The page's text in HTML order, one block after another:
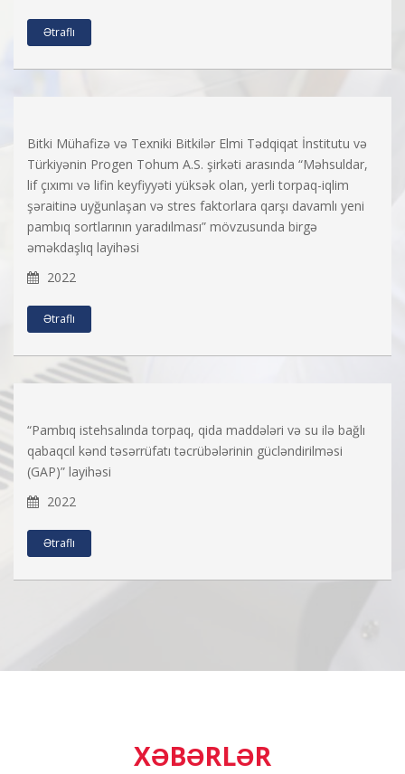
Ətraflı
Bitki Mühafizə və Texniki Bitkilər Elmi Tədqiqat İnstitutu və
Türkiyənin Progen Tohum A.S. şirkəti arasında “Məhsuldar,
lif çıxımı və lifin keyfiyyəti yüksək olan, yerli torpaq-iqlim
şəraitinə uyğunlaşan və stres faktorlara qarşı davamlı yeni
pambıq sortlarının yaradılması” mövzusunda birgə
əməkdaşlıq layihəsi
2022
Ətraflı
“Pambıq istehsalında torpaq, qida maddələri və su ilə bağlı
qabaqcıl kənd təsərrüfatı təcrübələrinin gücləndirilməsi
(GAP)” layihəsi
2022
Ətraflı
XƏBƏRLƏR